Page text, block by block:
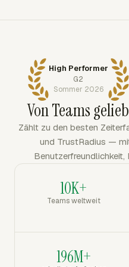
High Performer
G2
Sommer 2026
Von Teams
Zählt zu den besten
und TrustRadius —
Benutzerfreundlichkeit,
10K+
Teams weltweit
196M+